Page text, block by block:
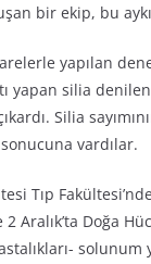
bir ekip, bu
yapılan
yapan silia
Silia
vardılar.
Tıp
Aralık’ta Doğa